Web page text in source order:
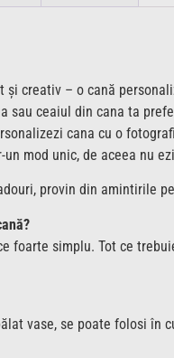
și creativ – o cană
sau ceaiul din cana ta
cana cu o
mod unic, de aceea nu
provin din amintirile
foarte simplu. Tot ce
vase, se poate folosi în